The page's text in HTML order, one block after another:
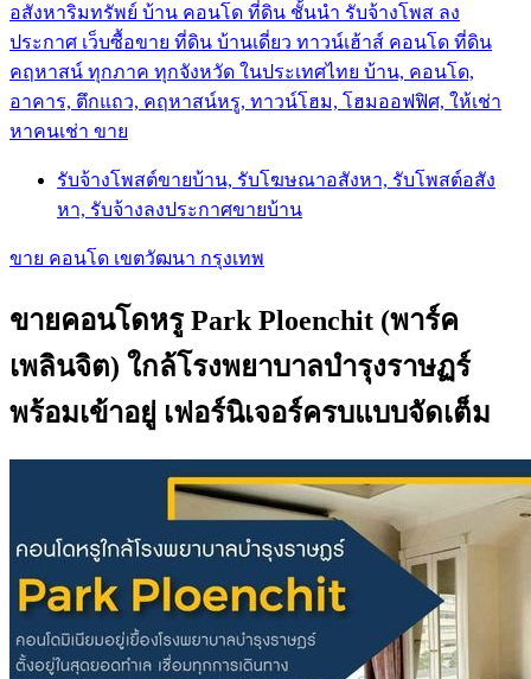
อสังหาริมทรัพย์ บ้าน คอนโด ที่ดิน ชั้นนำ รับจ้างโพส ลง
ประกาศ เว็บซื้อขาย ที่ดิน บ้านเดี่ยว ทาวน์เฮ้าส์ คอนโด ที่ดิน
คฤหาสน์ ทุกภาค ทุกจังหวัด ในประเทศไทย บ้าน, คอนโด,
อาคาร, ตึกแถว, คฤหาสน์หรู, ทาวน์โฮม, โฮมออฟฟิศ, ให้เช่า
หาคนเช่า ขาย
รับจ้างโพสต์ขายบ้าน, รับโฆษณาอสังหา, รับโพสต์อสัง
หา, รับจ้างลงประกาศขายบ้าน
ขาย คอนโด เขตวัฒนา กรุงเทพ
ขายคอนโดหรู Park Ploenchit (พาร์ค
เพลินจิต) ใกล้โรงพยาบาลบำรุงราษฏร์
พร้อมเข้าอยู่ เฟอร์นิเจอร์ครบแบบจัดเต็ม